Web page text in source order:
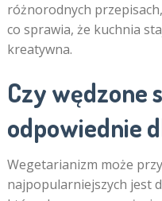
różnorodnych przepisach,
co sprawia, że kuchnia
kreatywna.
Czy wędzone
odpowiednie
Wegetarianizm może
najpopularniejszych jest